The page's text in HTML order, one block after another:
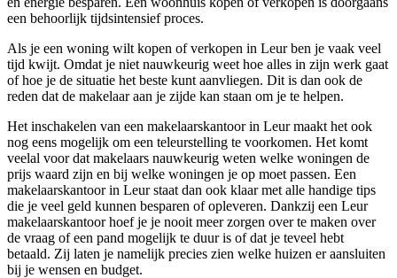
een behoorlijk tijdsintensief proces.
Als je een woning wilt kopen of verkopen in Leur ben je vaak veel
tijd kwijt. Omdat je niet nauwkeurig weet hoe alles in zijn werk gaat
of hoe je de situatie het beste kunt aanvliegen. Dit is dan ook de
reden dat de makelaar aan je zijde kan staan om je te helpen.
Het inschakelen van een makelaarskantoor in Leur maakt het ook
nog eens mogelijk om een teleurstelling te voorkomen. Het komt
veelal voor dat makelaars nauwkeurig weten welke woningen de
prijs waard zijn en bij welke woningen je op moet passen. Een
makelaarskantoor in Leur staat dan ook klaar met alle handige tips
die je veel geld kunnen besparen of opleveren. Dankzij een Leur
makelaarskantoor hoef je je nooit meer zorgen over te maken over
de vraag of een pand mogelijk te duur is of dat je teveel hebt
betaald. Zij laten je namelijk precies zien welke huizen er aansluiten
bij je wensen en budget.